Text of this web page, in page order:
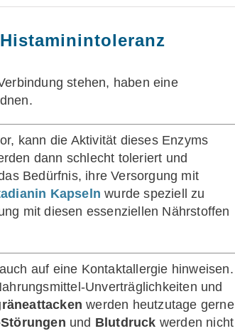
stehen, haben eine
kann die Aktivität dieses Enzyms
dann schlecht toleriert und
Bedürfnis, ihre Versorgung mit
Kapseln wurde speziell zu
mit diesen essenziellen Nährstoffen
auf eine Kontaktallergie hinweisen.
Unverträglichkeiten und
werden heutzutage gerne
und Blutdruck werden nicht